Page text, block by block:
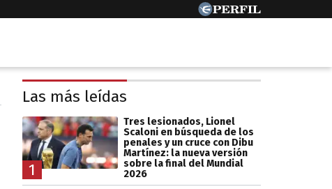
Las más leídas
1
Tres lesionados, Lionel
Scaloni en búsqueda de los
penales y un cruce con Dibu
Martínez: la nueva versión
sobre la final del Mundial
2026